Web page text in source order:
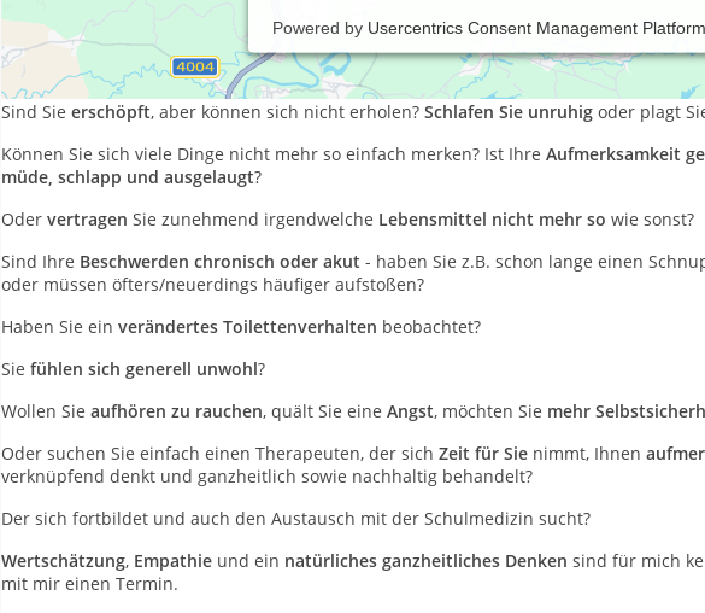
Powered by Usercentrics Consent Management Platform
Haben SieSchmerzen nicht mehr so belastbarwie sonst? Ist IhreMuskulatur
weh
Sind Sie erschöpft, aber können sich nicht erholen? Schlafen Sie unruhig oder plagt
Können Sie sich viele Dinge nicht mehr so einfach merken? Ist Ihre Aufmerksamkeit
müde, schlapp und ausgelaugt?
Oder vertragen Sie zunehmend irgendwelche Lebensmittel nicht mehr so wie sonst?
Sind Ihre Beschwerden chronisch oder akut - haben Sie z.B. schon lange einen
oder müssen öfters/neuerdings häufiger aufstoßen?
Haben Sie ein verändertes Toilettenverhalten beobachtet?
Sie fühlen sich generell unwohl?
Wollen Sie aufhören zu rauchen, quält Sie eine Angst, möchten Sie mehr
Oder suchen Sie einfach einen Therapeuten, der sich Zeit für Sie nimmt, Ihnen
verknüpfend denkt und ganzheitlich sowie nachhaltig behandelt?
Der sich fortbildet und auch den Austausch mit der Schulmedizin sucht?
Wertschätzung, Empathie und ein natürliches ganzheitliches Denken sind für mich
mit mir einen Termin.